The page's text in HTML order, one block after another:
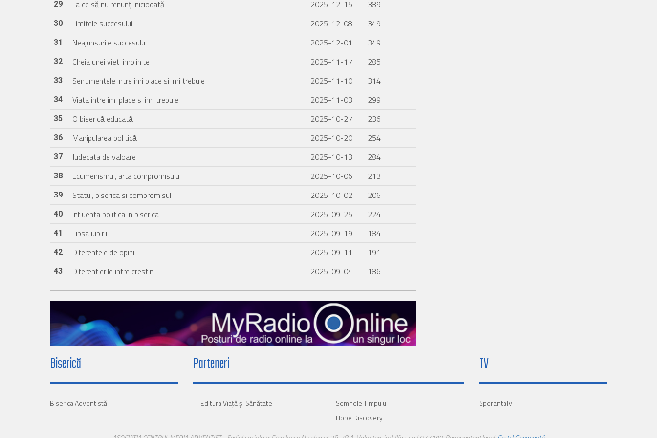
29 La ce să nu renunți niciodată 2025-12-15 389
30 Limitele succesului 2025-12-08 349
31 Neajunsurile succesului 2025-12-01 349
32 Cheia unei vieti implinite 2025-11-17 285
33 Sentimentele intre imi place si imi trebuie 2025-11-10 314
34 Viata intre imi place si imi trebuie 2025-11-03 299
35 O biserică educată 2025-10-27 236
36 Manipularea politică 2025-10-20 254
37 Judecata de valoare 2025-10-13 284
38 Ecumenismul, arta compromisului 2025-10-06 213
39 Statul, biserica si compromisul 2025-10-02 206
40 Influenta politica in biserica 2025-09-25 224
41 Lipsa iubirii 2025-09-19 184
42 Diferentele de opinii 2025-09-11 191
43 Diferentierile intre crestini 2025-09-04 186
Biserică
Biserica Adventistă
Parteneri
Editura Viaţă şi Sănătate
Semnele Timpului
Hope Discovery
TV
SperantaTv